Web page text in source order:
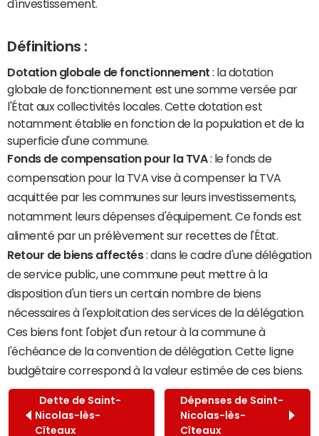
d'investissement.
Définitions :
Dotation globale de fonctionnement : la dotation
globale de fonctionnement est une somme versée par
l'État aux collectivités locales. Cette dotation est
notamment établie en fonction de la population et de la
superficie d'une commune.
Fonds de compensation pour la TVA: le fonds de
compensation pour la TVA vise à compenser la TVA
acquittée par les communes sur leurs investissements,
notamment leurs dépenses d'équipement. Ce fonds est
alimenté par un prélèvement sur recettes de l'État.
Retour de biens affectés: dans le cadre d'une délégation
de service public, une commune peut mettre à la
disposition d'un tiers un certain nombre de biens
nécessaires à l'exploitation des services de la délégation.
Ces biens font l'objet d'un retour à la commune à
l'échéance de la convention de délégation. Cette ligne
budgétaire correspond à la valeur estimée de ces biens.
Dette de Saint-
Nicolas-lès-
Cîteaux
Dépenses de Saint-
Nicolas-lès-
Cîteaux